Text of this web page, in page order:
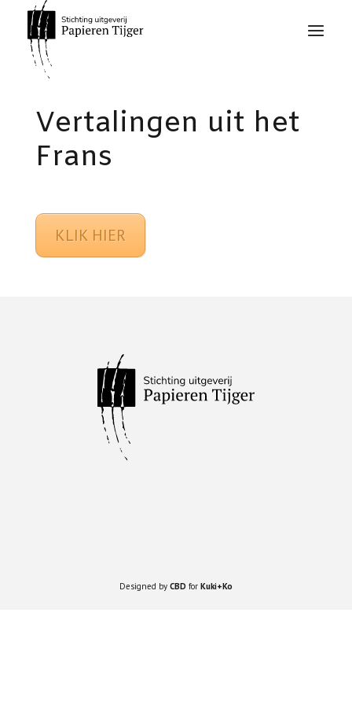
Vertalingen uit het
Frans
KLIK HIER
Designed by CBD for Kuki+Ko